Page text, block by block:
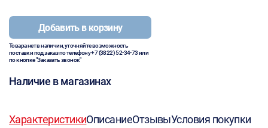
Добавить в корзину
Товара нет в наличии, уточняйте возможность
поставки под заказ по телефону+7 (3822) 52-34-73или
по кнопке "Заказать звонок"
Наличие в магазинах
ХарактеристикиОписаниеОтзывыУсловия покупки